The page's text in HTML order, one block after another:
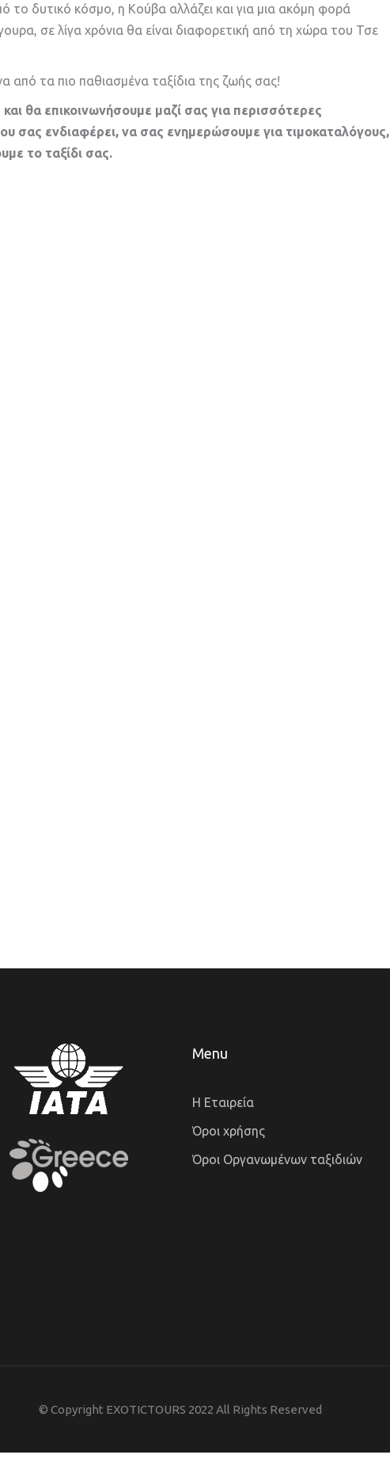
το δυτικό κόσμο, η Κούβα αλλάζει και για μια ακόμη φορά
σε λίγα χρόνια θα είναι διαφορετική από τη χώρα του Τσε
από τα πιο παθιασμένα ταξίδια της ζωής σας!
θα επικοινωνήσουμε μαζί σας για περισσότερες
σας ενδιαφέρει, να σας ενημερώσουμε για τιμοκαταλόγους,
το ταξίδι σας.
Menu
Η Εταιρεία
Όροι χρήσης
Όροι Οργανωμένων ταξιδιών
© Copyright EXOTICTOURS 2022 All Rights Reserved